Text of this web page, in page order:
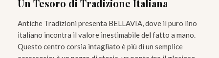
Un Tesoro di Tradizione Italiana
Antiche Tradizioni presenta BELLAVIA, dove il puro lino
italiano incontra il valore inestimabile del fatto a mano.
Questo centro corsia intagliato è più di un semplice